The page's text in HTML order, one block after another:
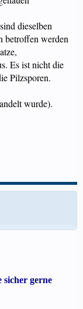
dieselben
betroffen werden
Es ist nicht die
Pilzsporen.
wurde).
sicher gerne